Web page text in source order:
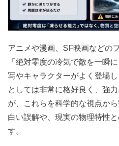
アニメや漫画、SF映画などの
「絶対零度の冷気で敵を一瞬
写やキャラクターがよく登場
としては非常に格好良く、強
が、これらを科学的な視点か
白い誤解や、現実の物理特性
す。